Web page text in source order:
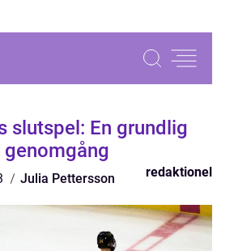
slutspel: En grundlig
Julia Pettersson redaktionel